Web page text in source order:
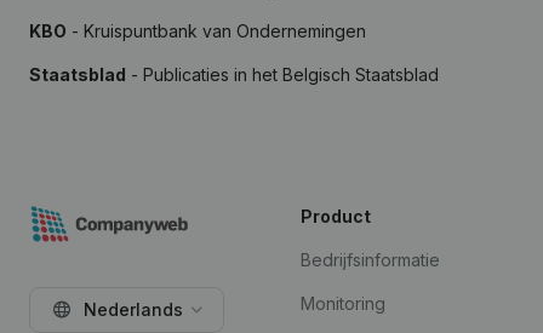
KBO - Kruispuntbank van Ondernemingen
Staatsblad - Publicaties in het Belgisch Staatsblad
Nederlands
Product
Bedrijfsinformatie
Monitoring